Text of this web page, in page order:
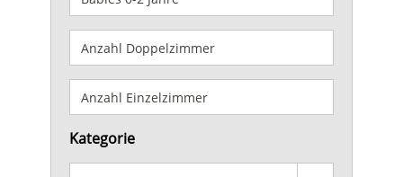
Kategorie